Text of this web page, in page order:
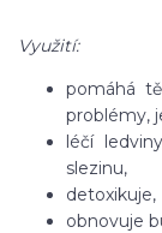
Využití:
pomáhá
problémy,
léčí
slezinu,
detoxikuje,
obnovuje